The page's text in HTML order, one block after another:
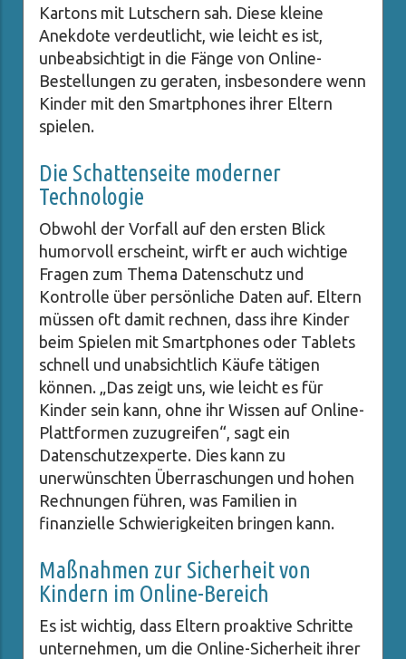
Kartons mit Lutschern sah. Diese kleine
Anekdote verdeutlicht, wie leicht es ist,
unbeabsichtigt in die Fänge von Online-
Bestellungen zu geraten, insbesondere wenn
Kinder mit den Smartphones ihrer Eltern
spielen.
Die Schattenseite moderner
Technologie
Obwohl der Vorfall auf den ersten Blick
humorvoll erscheint, wirft er auch wichtige
Fragen zum Thema Datenschutz und
Kontrolle über persönliche Daten auf. Eltern
müssen oft damit rechnen, dass ihre Kinder
beim Spielen mit Smartphones oder Tablets
schnell und unabsichtlich Käufe tätigen
können. „Das zeigt uns, wie leicht es für
Kinder sein kann, ohne ihr Wissen auf Online-
Plattformen zuzugreifen“, sagt ein
Datenschutzexperte. Dies kann zu
unerwünschten Überraschungen und hohen
Rechnungen führen, was Familien in
finanzielle Schwierigkeiten bringen kann.
Maßnahmen zur Sicherheit von
Kindern im Online-Bereich
Es ist wichtig, dass Eltern proaktive Schritte
unternehmen, um die Online-Sicherheit ihrer